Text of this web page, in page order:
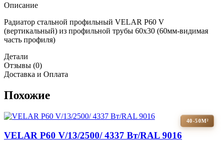
Описание
Радиатор стальной профильный VELAR P60 V
(вертикальный) из профильной трубы 60х30 (60мм-видимая
часть профиля)
Детали
Отзывы (0)
Доставка и Оплата
Похожие
40-50М²
VELAR P60 V/13/2500/ 4337 Bт/RAL 9016